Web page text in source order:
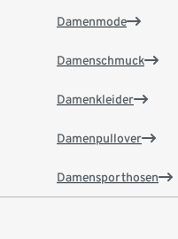
Damenmode
Damenschmuck
Damenkleider
Damenpullover
Damensporthosen